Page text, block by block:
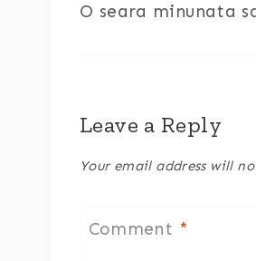
O seara minunata
Leave a Reply
Your email address will
Comment *